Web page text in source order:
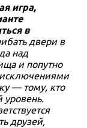
игра,
в
двери в
над
и попутно
— тому, кто
уровень.
друзей,